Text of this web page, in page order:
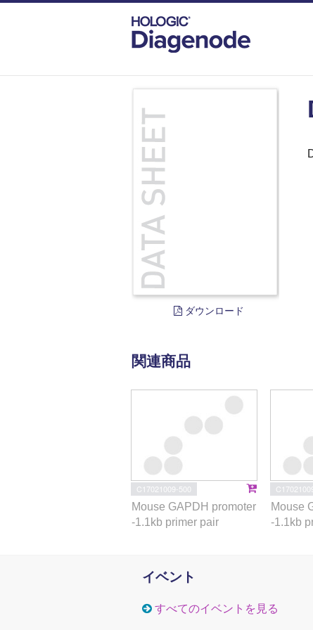
ダウンロード
関連商品
C17021009-500
Mouse GAPDH promoter
-1.1kb primer pair
Mouse
-1.1kb
イベント
すべてのイベントを見る